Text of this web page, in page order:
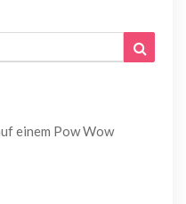
einem Pow Wow